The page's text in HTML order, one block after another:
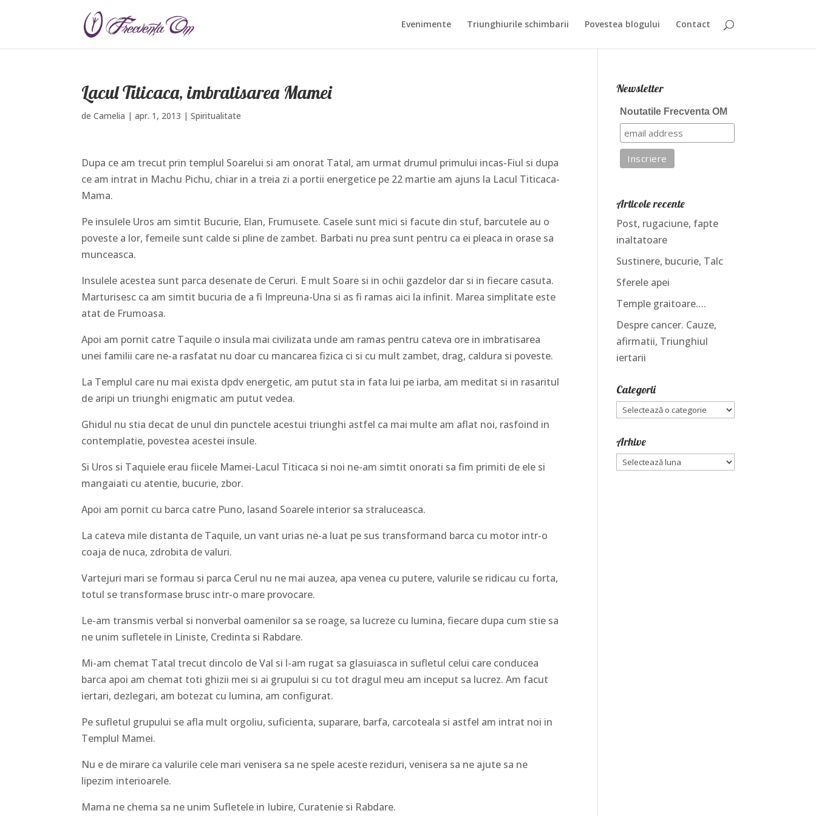
Evenimente Triunghiurile schimbarii Povestea blogului Contact
Lacul Titicaca, imbratisarea Mamei
deCamelia |apr. 1, 2013 |Spiritualitate
Dupa ce am trecut prin templul Soarelui si am onorat Tatal, am urmat drumul primului incas-Fiul si dupa
ce am intrat in Machu Pichu, chiar in a treia zi a portii energetice pe 22 martie am ajuns la Lacul Titicaca-
Mama.
Pe insulele Uros am simtit Bucurie, Elan, Frumusete. Casele sunt mici si facute din stuf, barcutele au o
poveste a lor, femeile sunt calde si pline de zambet. Barbati nu prea sunt pentru ca ei pleaca in orase sa
munceasca.
Insulele acestea sunt parca desenate de Ceruri. E mult Soare si in ochii gazdelor dar si in fiecare casuta.
Marturisesc ca am simtit bucuria de a fi Impreuna-Una si as fi ramas aici la infinit. Marea simplitate este
atat de Frumoasa.
Apoi am pornit catre Taquile o insula mai civilizata unde am ramas pentru cateva ore in imbratisarea
unei familii care ne-a rasfatat nu doar cu mancarea fizica ci si cu mult zambet, drag, caldura si poveste.
La Templul care nu mai exista dpdv energetic, am putut sta in fata lui pe iarba, am meditat si in rasaritul
de aripi un triunghi enigmatic am putut vedea.
Ghidul nu stia decat de unul din punctele acestui triunghi astfel ca mai multe am aflat noi, rasfoind in
contemplatie, povestea acestei insule.
Si Uros si Taquiele erau fiicele Mamei-Lacul Titicaca si noi ne-am simtit onorati sa fim primiti de ele si
mangaiati cu atentie, bucurie, zbor.
Apoi am pornit cu barca catre Puno, lasand Soarele interior sa straluceasca.
La cateva mile distanta de Taquile, un vant urias ne-a luat pe sus transformand barca cu motor intr-o
coaja de nuca, zdrobita de valuri.
Vartejuri mari se formau si parca Cerul nu ne mai auzea, apa venea cu putere, valurile se ridicau cu forta,
totul se transformase brusc intr-o mare provocare.
Le-am transmis verbal si nonverbal oamenilor sa se roage, sa lucreze cu lumina, fiecare dupa cum stie sa
ne unim sufletele in Liniste, Credinta si Rabdare.
Mi-am chemat Tatal trecut dincolo de Val si l-am rugat sa glasuiasca in sufletul celui care conducea
barca apoi am chemat toti ghizii mei si ai grupului si cu tot dragul meu am inceput sa lucrez. Am facut
iertari, dezlegari, am botezat cu lumina, am configurat.
Pe sufletul grupului se afla mult orgoliu, suficienta, suparare, barfa, carcoteala si astfel am intrat noi in
Templul Mamei.
Nu e de mirare ca valurile cele mari venisera sa ne spele aceste reziduri, venisera sa ne ajute sa ne
lipezim interioarele.
Mama ne chema sa ne unim Sufletele in Iubire, Curatenie si Rabdare.
Newsletter
Noutatile Frecventa OM
Articole recente
Post, rugaciune, fapte
inaltatoare
Sustinere, bucurie, Talc
Sferele apei
Temple graitoare….
Despre cancer. Cauze,
afirmatii, Triunghiul
iertarii
Categorii
Categorii
Arhive
Arhive